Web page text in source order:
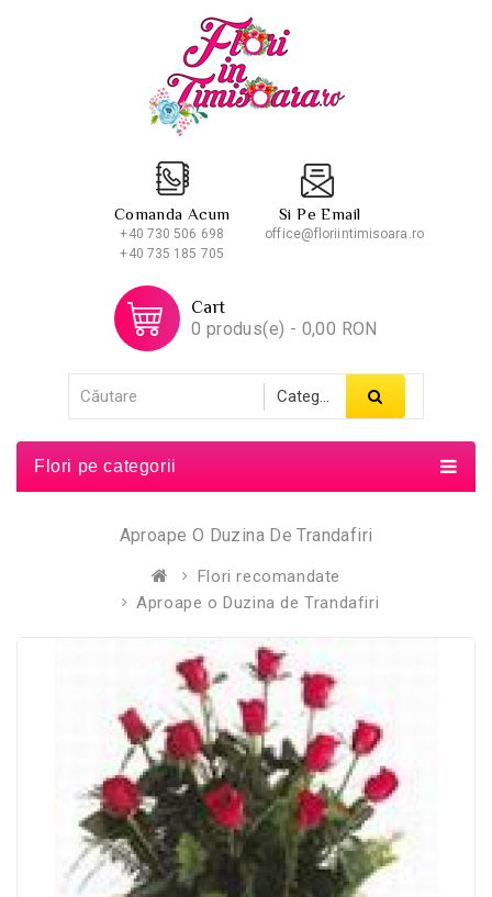
Comanda Acum
+40 730 506 698
+40 735 185 705
Si Pe Email
office@floriintimisoara.ro
Cart
0 produs(e) - 0,00 RON
Flori pe categorii
Aproape O Duzina De Trandafiri
Flori recomandate
Aproape o Duzina de Trandafiri